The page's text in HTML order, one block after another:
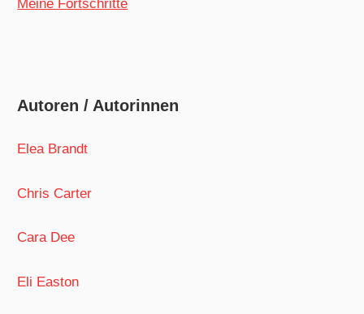
Meine Fortschritte
Autoren / Autorinnen
Elea Brandt
Chris Carter
Cara Dee
Eli Easton